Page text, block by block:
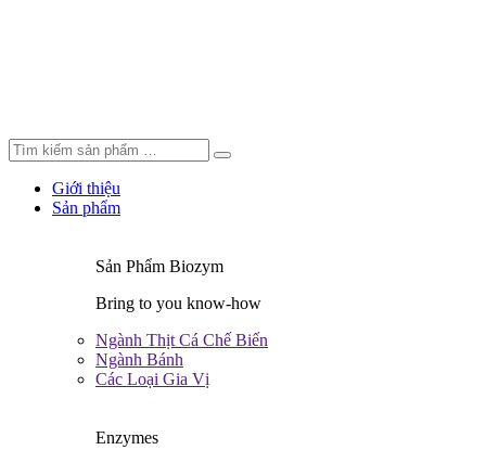
Giới thiệu
Sản phẩm
Sản Phẩm Biozym
Bring to you know-how
Ngành Thịt Cá Chế Biến
Ngành Bánh
Các Loại Gia Vị
Enzymes